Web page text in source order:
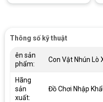
Thông số kỹ thuật
ên sản
phẩm:
Con Vật Nhún Lò
Hãng
sản
xuất:
Đồ Chơi Nhập